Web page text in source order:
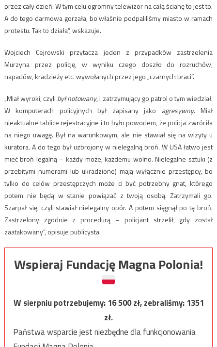
przez cały dzień. W tym celu ogromny telewizor na całą ścianę to jest to.
A do tego darmowa gorzała, bo właśnie podpaliliśmy miasto w ramach
protestu. Tak to działa”, wskazuje.
Wojciech Cejrowski przytacza jeden z przypadków zastrzelenia
Murzyna przez policję, w wyniku czego doszło do rozruchów,
napadów, kradzieży etc. wywołanych przez jego „czarnych braci”.
„Miał wyroki, czyli był notowany, i zatrzymujący go patrol o tym wiedział.
W komputerach policyjnych był zapisany jako agresywny. Miał
nieaktualne tablice rejestracyjne i to było powodem, że policja zwróciła
na niego uwagę. Był na warunkowym, ale nie stawiał się na wizyty u
kuratora. A do tego był uzbrojony w nielegalną broń. W USA łatwo jest
mieć broń legalną – każdy może, każdemu wolno. Nielegalne sztuki (z
przebitymi numerami lub ukradzione) mają wyłącznie przestępcy, bo
tylko do celów przestępczych może ci być potrzebny gnat, którego
potem nie będą w stanie powiązać z twoją osobą. Zatrzymali go.
Szarpał się, czyli stawiał nielegalny opór. A potem sięgnął po tę broń.
Zastrzelony zgodnie z procedurą – policjant strzelił, gdy został
zaatakowany”, opisuje publicysta.
Wspieraj Fundację Magna Polonia!
W sierpniu potrzebujemy:16 500zł, zebraliśmy:1351
zł.
Państwa wsparcie jest niezbędne dla funkcjonowania